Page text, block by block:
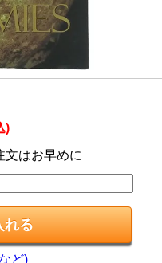
)
文はお早めに
ど)